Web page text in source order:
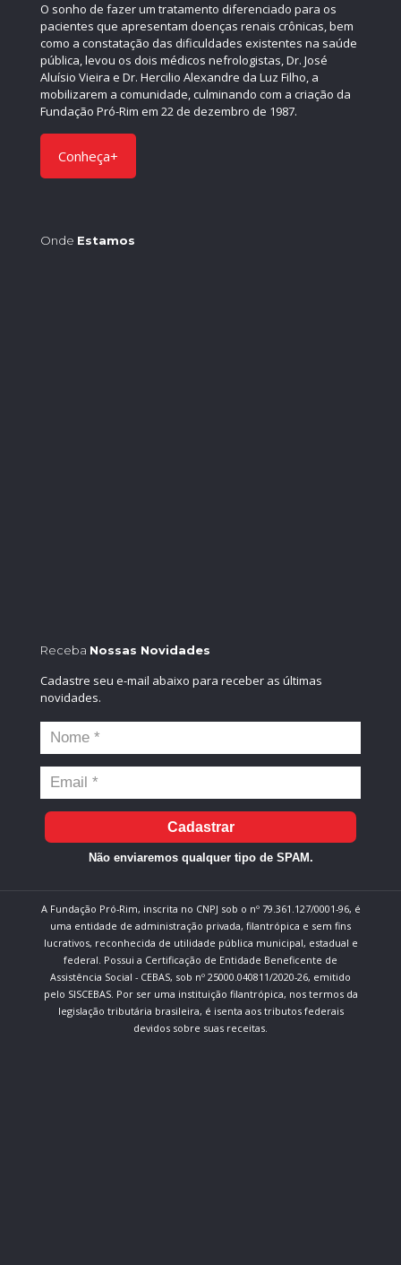
O sonho de fazer um tratamento diferenciado para os
pacientes que apresentam doenças renais crônicas, bem
como a constatação das dificuldades existentes na saúde
pública, levou os dois médicos nefrologistas, Dr. José
Aluísio Vieira e Dr. Hercilio Alexandre da Luz Filho, a
mobilizarem a comunidade, culminando com a criação da
Fundação Pró-Rim em 22 de dezembro de 1987.
Conheça+
Onde Estamos
Receba Nossas Novidades
Cadastre seu e-mail abaixo para receber as últimas
novidades.
Cadastrar
Não enviaremos qualquer tipo de SPAM.
A Fundação Pró-Rim, inscrita no CNPJ sob o nº 79.361.127/0001-96, é
uma entidade de administração privada, filantrópica e sem fins
lucrativos, reconhecida de utilidade pública municipal, estadual e
federal. Possui a Certificação de Entidade Beneficente de
Assistência Social - CEBAS, sob nº 25000.040811/2020-26, emitido
pelo SISCEBAS. Por ser uma instituição filantrópica, nos termos da
legislação tributária brasileira, é isenta aos tributos federais
devidos sobre suas receitas.